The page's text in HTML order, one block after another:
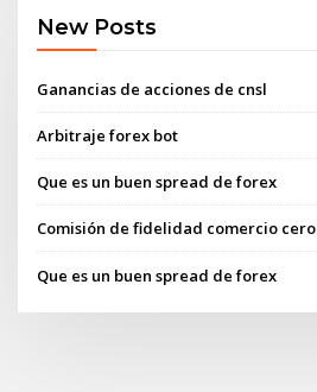
New Posts
Ganancias de acciones de cnsl
Arbitraje forex bot
Que es un buen spread de forex
Comisión de fidelidad comercio cero
Que es un buen spread de forex